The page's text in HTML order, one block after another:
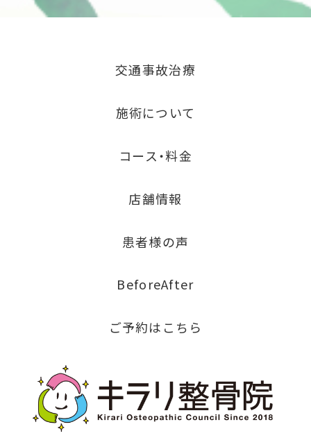
交通事故治療
施術について
コース・料金
店舗情報
患者様の声
BeforeAfter
ご予約はこちら